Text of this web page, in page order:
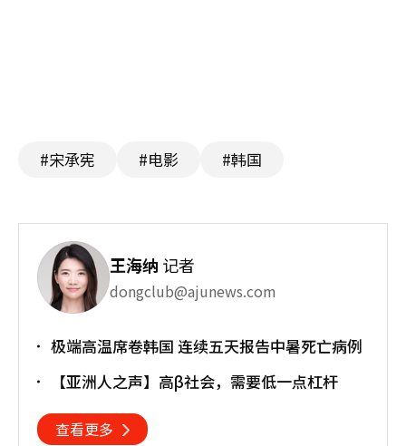
#宋承宪 #电影 #韩国
王海纳 记者
dongclub@ajunews.com
极端高温席卷韩国 连续五天报告中暑死亡病例
【亚洲人之声】高β社会，需要低一点杠杆
查看更多